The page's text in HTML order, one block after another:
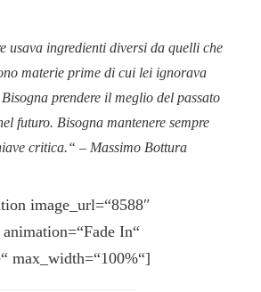
usava ingredienti diversi da quelli che
materie prime di cui lei ignorava
Bisogna prendere il meglio del passato
futuro. Bisogna mantenere sempre
critica.“ – Massimo Bottura
image_url=“8588″
In“
max_width=“100%“]